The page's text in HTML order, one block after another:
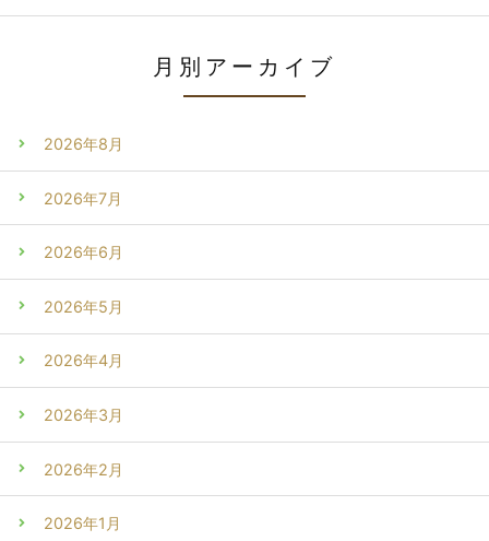
月別アーカイブ
2026年8月
2026年7月
2026年6月
2026年5月
2026年4月
2026年3月
2026年2月
2026年1月